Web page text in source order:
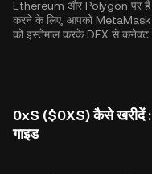
Ethereum और Polygon पर
करने के लिए, आपको MetaMask
को इस्तेमाल करके DEX से कनेक्ट
0xS ($0XS) कैसे खरीदें
गाइड